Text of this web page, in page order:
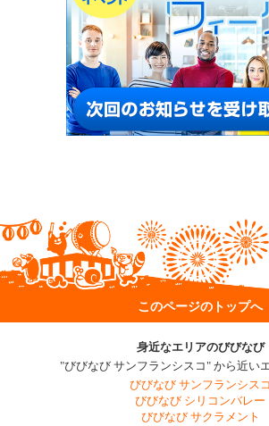
このページのトップへ
身近なエリアのびびなび
"びびなび サンフランシスコ" から近い
びびなび サンフランシスコ
びびなび シリコンバレー
びびなび サクラメント